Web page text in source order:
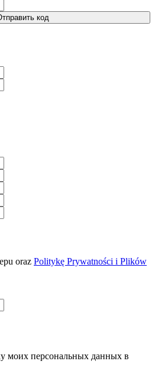
код
oraz Politykę Prywatności i Plików
моих персональных данных в